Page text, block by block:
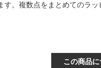
。複数点をまとめてのラッ
この商品